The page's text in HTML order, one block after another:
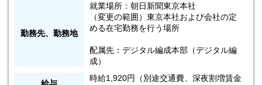
勤務先、勤務地
就業場所：朝日新聞東京本社
（変更の範囲）東京本社および会社の定
める在宅勤務を行う場所
配属先：デジタル編成本部（デジタル編
成）
給与
時給1,920円（別途交通費、深夜割増賃金